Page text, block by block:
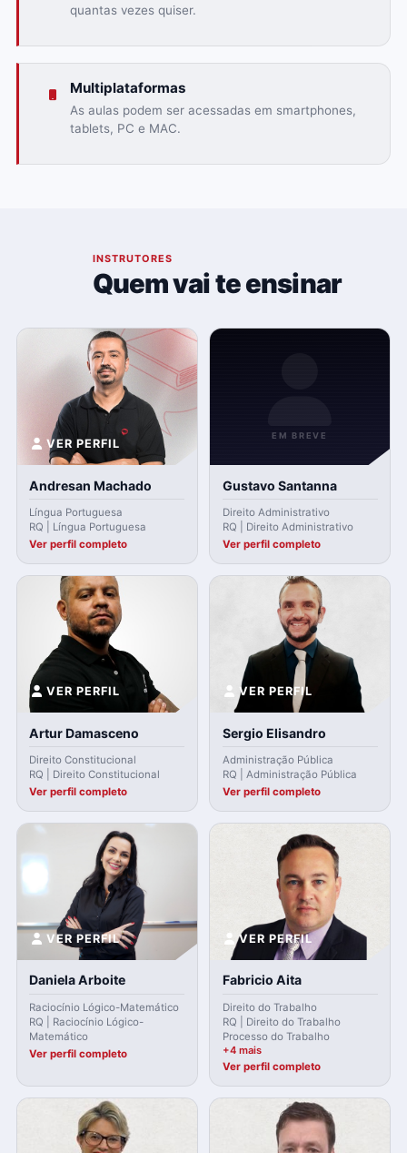
quantas vezes quiser.
Multiplataformas
As aulas podem ser acessadas em smartphones,
tablets, PC e MAC.
INSTRUTORES
Quem vai te ensinar
VER PERFIL
Andresan Machado
Língua Portuguesa
RQ | Língua Portuguesa
Ver perfil completo
EM BREVE
Gustavo Santanna
Direito Administrativo
RQ | Direito Administrativo
Ver perfil completo
VER PERFIL
Artur Damasceno
Direito Constitucional
RQ | Direito Constitucional
Ver perfil completo
VER PERFIL
Sergio Elisandro
Administração Pública
RQ | Administração Pública
Ver perfil completo
VER PERFIL
Daniela Arboite
Raciocínio Lógico-Matemático
RQ | Raciocínio Lógico-
Matemático
Ver perfil completo
VER PERFIL
Fabricio Aita
Direito do Trabalho
RQ | Direito do Trabalho
Processo do Trabalho
+4 mais
Ver perfil completo